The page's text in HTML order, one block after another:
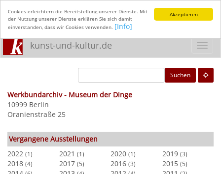
Akzeptieren
Cookies erleichtern die Bereitstellung unserer Dienste. Mit
der Nutzung unserer Dienste erklären Sie sich damit
einverstanden, dass wir Cookies verwenden. [Info]
kunst-und-kultur.de
Suchen
Werkbundarchiv - Museum der Dinge
10999 Berlin
Oranienstraße 25
Vergangene Ausstellungen
2022 (1) 2021 (1) 2020 (1) 2019 (3)
2018 (4) 2017 (5) 2016 (3) 2015 (5)